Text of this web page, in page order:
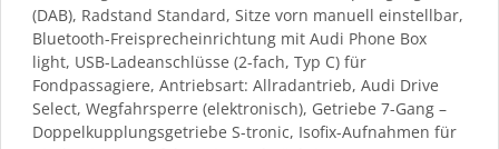
(DAB), Radstand Standard, Sitze vorn manuell einstellbar,
Bluetooth-Freisprecheinrichtung mit Audi Phone Box
light, USB-Ladeanschlüsse (2-fach, Typ C) für
Fondpassagiere, Antriebsart: Allradantrieb, Audi Drive
Select, Wegfahrsperre (elektronisch), Getriebe 7-Gang –
Doppelkupplungsgetriebe S-tronic, Isofix-Aufnahmen für